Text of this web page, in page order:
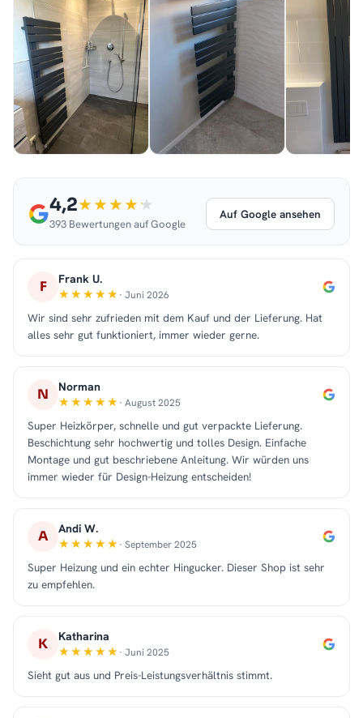
4,2
393 Bewertungen auf Google
Auf Google ansehen
F Frank U.
· Juni 2026
Wir sind sehr zufrieden mit dem Kauf und der Lieferung. Hat
alles sehr gut funktioniert, immer wieder gerne.
N Norman
· August 2025
Super Heizkörper, schnelle und gut verpackte Lieferung.
Beschichtung sehr hochwertig und tolles Design. Einfache
Montage und gut beschriebene Anleitung. Wir würden uns
immer wieder für Design-Heizung entscheiden!
A Andi W.
· September 2025
Super Heizung und ein echter Hingucker. Dieser Shop ist sehr
zu empfehlen.
K Katharina
· Juni 2025
Sieht gut aus und Preis-Leistungsverhältnis stimmt.